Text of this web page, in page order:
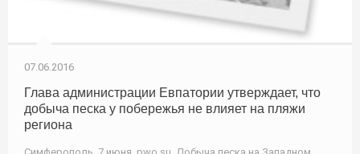
07.06.2016
Глава администрации Евпатории утверждает, что
добыча песка у побережья не влияет на пляжи
региона